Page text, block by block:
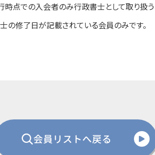
点での入会者のみ行政書士として取り扱う
修了日が記載されている会員のみです。
会員リストへ戻る